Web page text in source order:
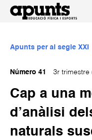
Apunts per al segle XXI
Número 41 3r trimestre
Cap a una
d’anàlisi
naturals